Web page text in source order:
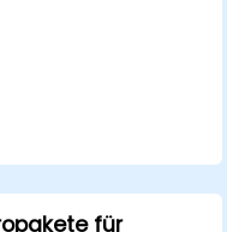
lokale
für